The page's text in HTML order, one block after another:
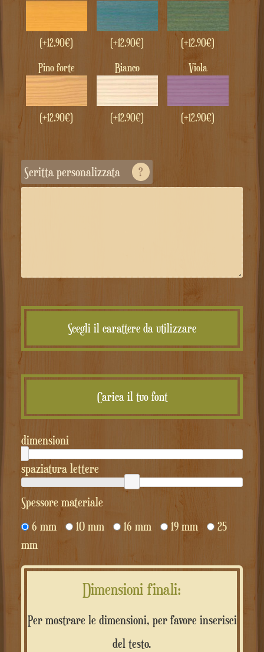
(+12.90€) (+12.90€) (+12.90€)
Pino forte
(+12.90€)
Bianco
(+12.90€)
Viola
(+12.90€)
Scritta personalizzata ?
Scegli il carattere da utilizzare
Carica il tuo font
dimensioni
spaziatura lettere
Spessore materiale
6 mm
10 mm 16 mm 19 mm
25
mm
Dimensioni finali:
Per mostrare le dimensioni, per favore inserisci
del testo.